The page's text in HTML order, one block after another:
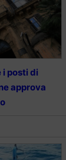
i posti di
approva